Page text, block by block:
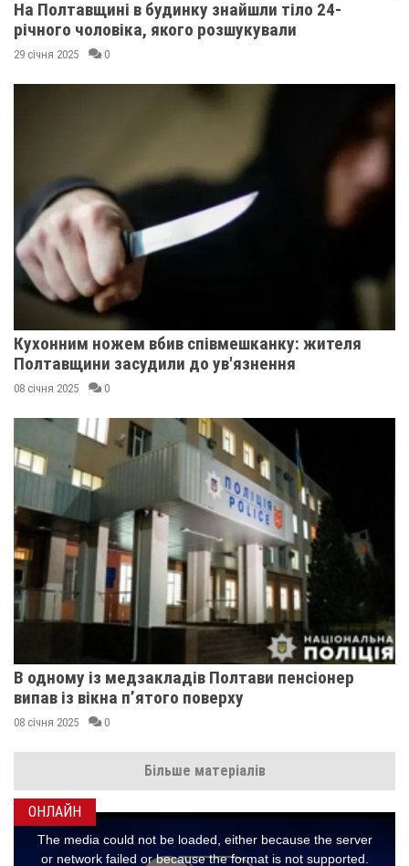
ОНЛАЙН
На Полтавщині в будинку знайшли тіло 24-
річного чоловіка, якого розшукували
29 січня 2025 0
Кухонним ножем вбив співмешканку: жителя
Полтавщини засудили до ув'язнення
08 січня 2025 0
В одному із медзакладів Полтави пенсіонер
випав із вікна п’ятого поверху
08 січня 2025 0
Більше матеріалів